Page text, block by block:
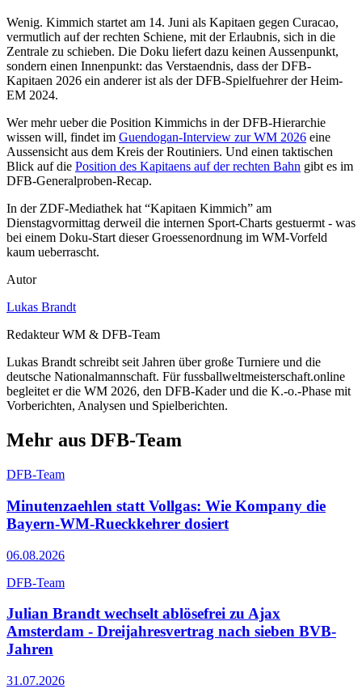
Wenig. Kimmich startet am 14. Juni als Kapitaen gegen Curacao,
vermutlich auf der rechten Schiene, mit der Erlaubnis, sich in die
Zentrale zu schieben. Die Doku liefert dazu keinen Aussenpunkt,
sondern einen Innenpunkt: das Verstaendnis, dass der DFB-
Kapitaen 2026 ein anderer ist als der DFB-Spielfuehrer der Heim-
EM 2024.
Wer mehr ueber die Position Kimmichs in der DFB-Hierarchie
wissen will, findet im Guendogan-Interview zur WM 2026 eine
Aussensicht aus dem Kreis der Routiniers. Und einen taktischen
Blick auf die Position des Kapitaens auf der rechten Bahn gibt es im
DFB-Generalproben-Recap.
In der ZDF-Mediathek hat “Kapitaen Kimmich” am
Dienstagvormittag derweil die internen Sport-Charts gestuermt - was
bei einem Doku-Start dieser Groessenordnung im WM-Vorfeld
kaum ueberrascht.
Autor
Lukas Brandt
Redakteur WM & DFB-Team
Lukas Brandt schreibt seit Jahren über große Turniere und die
deutsche Nationalmannschaft. Für fussballweltmeisterschaft.online
begleitet er die WM 2026, den DFB-Kader und die K.-o.-Phase mit
Vorberichten, Analysen und Spielberichten.
Mehr aus DFB-Team
DFB-Team
Minutenzaehlen statt Vollgas: Wie Kompany die
Bayern-WM-Rueckkehrer dosiert
06.08.2026
DFB-Team
Julian Brandt wechselt ablösefrei zu Ajax
Amsterdam - Dreijahresvertrag nach sieben BVB-
Jahren
31.07.2026